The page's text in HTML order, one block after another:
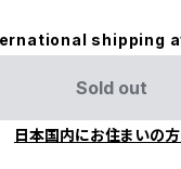
shipping
Sold out
日本国内にお住まいの